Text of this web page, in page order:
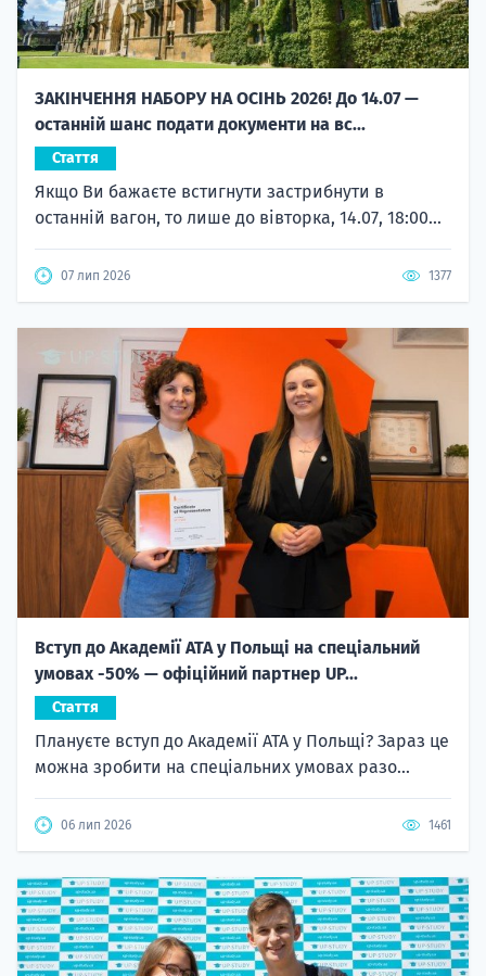
ЗАКІНЧЕННЯ НАБОРУ НА ОСІНЬ 2026! До 14.07 —
останній шанс подати документи на вс...
Стаття
Якщо Ви бажаєте встигнути застрибнути в
останній вагон, то лише до вівторка, 14.07, 18:00...
07 лип 2026 1377
Вступ до Академії ATA у Польщі на спеціальний
умовах -50% — офіційний партнер UP...
Стаття
Плануєте вступ до Академії ATA у Польщі? Зараз це
можна зробити на спеціальних умовах разо...
06 лип 2026 1461